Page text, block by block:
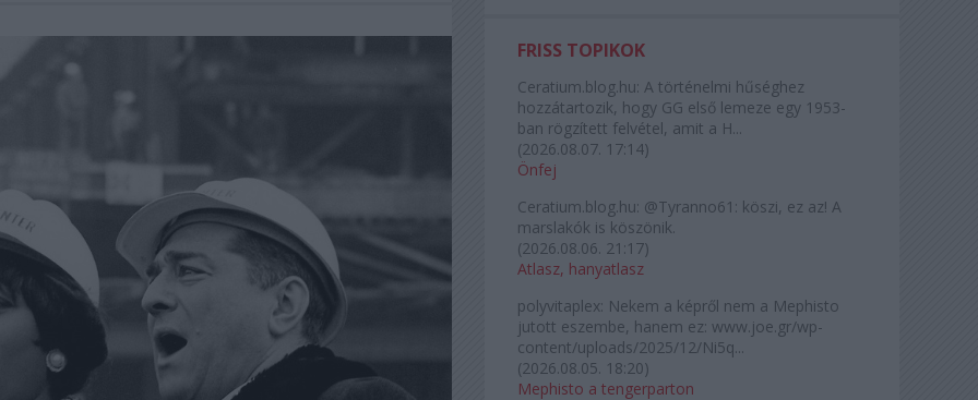
FRISS TOPIKOK
Ceratium.blog.hu: A történelmi hűséghez
hozzátartozik, hogy GG első lemeze egy 1953-
ban rögzített felvétel, amit a H...
(2026.08.07. 17:14)
Önfej
Ceratium.blog.hu: @Tyranno61: köszi, ez az! A
marslakók is köszönik.
(2026.08.06. 21:17)
Atlasz, hanyatlasz
polyvitaplex: Nekem a képről nem a Mephisto
jutott eszembe, hanem ez: www.joe.gr/wp-
content/uploads/2025/12/Ni5q...
(2026.08.05. 18:20)
Mephisto a tengerparton